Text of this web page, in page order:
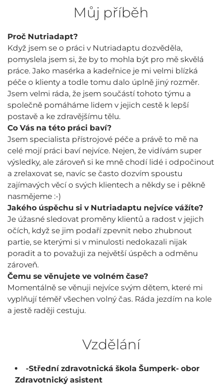
Můj příběh
Proč Nutriadapt?
Když jsem se o práci v Nutriadaptu dozvěděla,
pomyslela jsem si, že by to mohla být pro mě skvělá
práce. Jako masérka a kadeřnice je mi velmi blízká
péče o klienty a todle tomu dalo úplně jiný rozměr.
Jsem velmi ráda, že jsem součástí tohoto týmu a
společně pomáháme lidem v jejich cestě k lepší
postavě a ke zdravějšímu tělu.
Co Vás na této práci baví?
Jsem specialista přístrojové péče a právě to mě na
celé mojí práci baví nejvíce. Nejen, že vidívám super
výsledky, ale zároveň si ke mně chodí lidé i odpočinout
a zrelaxovat se, navíc se často dozvím spoustu
zajímavých věcí o svých klientech a někdy se i pěkně
nasmějeme :-)
Jakého úspěchu si v Nutriadaptu nejvíce vážíte?
Je úžasné sledovat proměny klientů a radost v jejich
očích, když se jim podaří zpevnit nebo zhubnout
partie, se kterými si v minulosti nedokazali nijak
poradit a to považuji za největší úspěch a odměnu
zároveň.
Čemu se věnujete ve volném čase?
Momentálně se věnuji nejvíce svým dětem, které mi
vyplňují téměř všechen volný čas. Ráda jezdím na kole
a jestě raději cestuju.
Vzdělání
-Střední zdravotnická škola Šumperk- obor
Zdravotnický asistent